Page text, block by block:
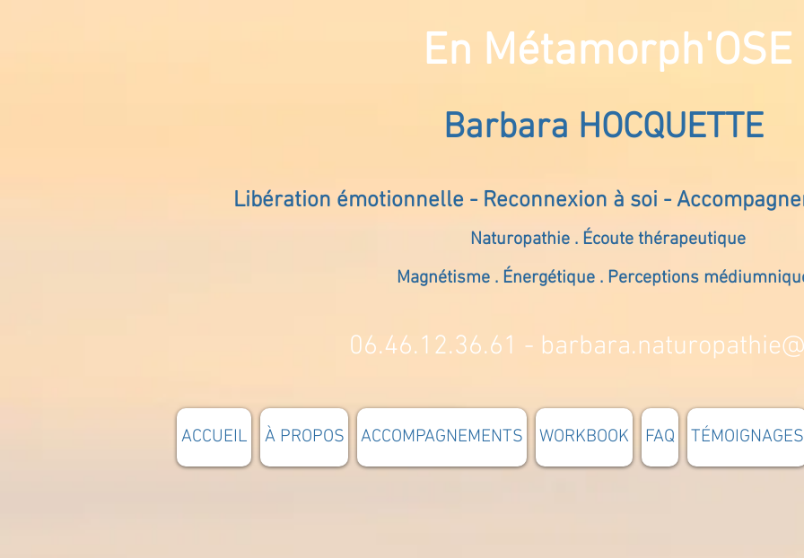
En Métamorph'OSE
Barbara HOCQUETTE
Libération émotionnelle - Reconnexion à soi -
Naturopathie . Écoute thérapeutique
Magnétisme . Énergétique . Perceptions
06.46.12.36.61 -
ACCUEIL À PROPOS ACCOMPAGNEMENTS WORKBOOK FAQ TÉMOIGNAGES